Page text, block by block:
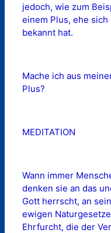
jedoch, wie zum
einem Plus, ehe
bekannt hat.
Mache ich aus
Plus?
MEDITATION
Wann immer
denken sie an das
Gott herrscht, an
ewigen
Ehrfurcht, die der